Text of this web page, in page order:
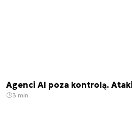
Agenci AI poza kontrolą.
3 min.